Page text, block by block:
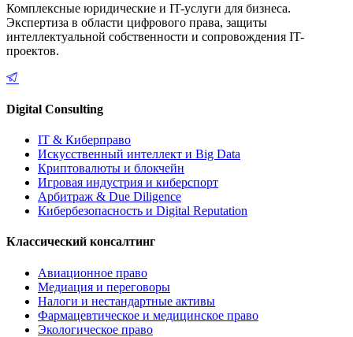
Комплексные юридические и IT-услуги для бизнеса.
Экспертиза в области цифрового права, защиты
интеллектуальной собственности и сопровождения IT-
проектов.
Digital Consulting
IT & Киберправо
Искусственный интеллект и Big Data
Криптовалюты и блокчейн
Игровая индустрия и киберспорт
Арбитраж & Due Diligence
Кибербезопасность и Digital Reputation
Классический консалтинг
Авиационное право
Медиация и переговоры
Налоги и нестандартные активы
Фармацевтическое и медицинское право
Экологическое право